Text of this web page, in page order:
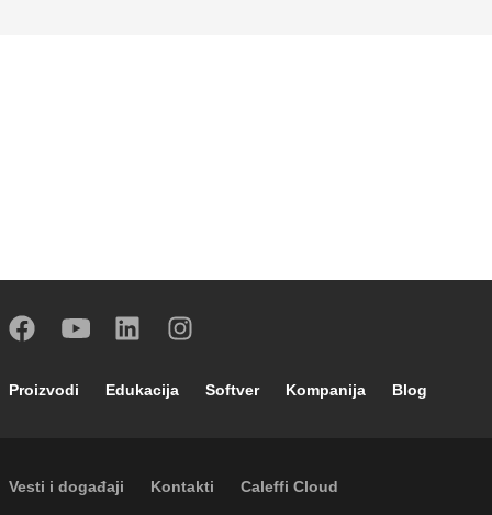
Footer main navigation
Proizvodi Edukacija Softver Kompanija Blog
Footer secondary navigation
Vesti i događaji Kontakti Caleffi Cloud